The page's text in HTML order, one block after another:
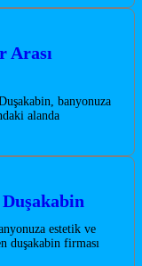
Arası
banyonuza
alanda
estetik ve
duşakabin firması